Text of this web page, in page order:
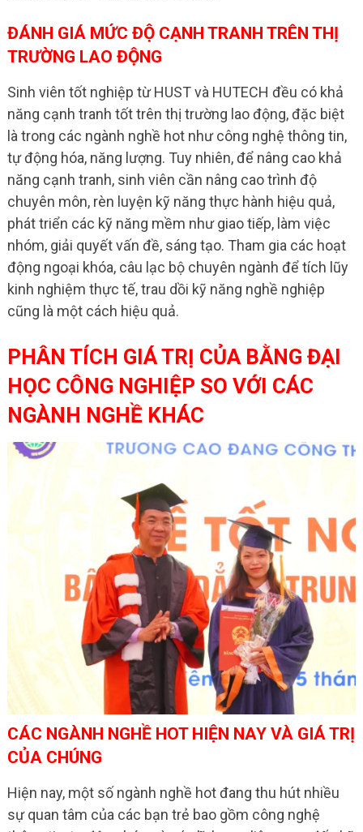
ĐÁNH GIÁ MỨC ĐỘ CẠNH TRANH TRÊN THỊ
TRƯỜNG LAO ĐỘNG
Sinh viên tốt nghiệp từ HUST và HUTECH đều có khả
năng cạnh tranh tốt trên thị trường lao động, đặc biệt
là trong các ngành nghề hot như công nghệ thông tin,
tự động hóa, năng lượng. Tuy nhiên, để nâng cao khả
năng cạnh tranh, sinh viên cần nâng cao trình độ
chuyên môn, rèn luyện kỹ năng thực hành hiệu quả,
phát triển các kỹ năng mềm như giao tiếp, làm việc
nhóm, giải quyết vấn đề, sáng tạo. Tham gia các hoạt
động ngoại khóa, câu lạc bộ chuyên ngành để tích lũy
kinh nghiệm thực tế, trau dồi kỹ năng nghề nghiệp
cũng là một cách hiệu quả.
PHÂN TÍCH GIÁ TRỊ CỦA BẰNG ĐẠI
HỌC CÔNG NGHIỆP SO VỚI CÁC
NGÀNH NGHỀ KHÁC
CÁC NGÀNH NGHỀ HOT HIỆN NAY VÀ GIÁ TRỊ
CỦA CHÚNG
Hiện nay, một số ngành nghề hot đang thu hút nhiều
sự quan tâm của các bạn trẻ bao gồm công nghệ